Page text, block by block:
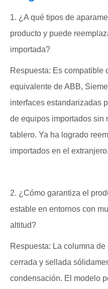
1. ¿A qué tipos de
producto y puede
importada?
Respuesta: Es compatible
equivalente de ABB,
interfaces estandarizadas
de equipos importados sin
tablero. Ya ha logrado
importados en el extranjero.
2. ¿Cómo garantiza el
estable en entornos con
altitud?
Respuesta: La columna
cerrada y sellada
condensación. El modelo